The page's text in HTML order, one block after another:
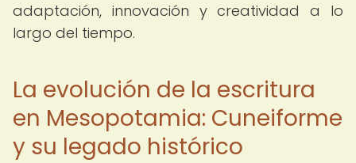
adaptación, innovación y creatividad a lo
largo del tiempo.
La evolución de la escritura
en Mesopotamia: Cuneiforme
y su legado histórico